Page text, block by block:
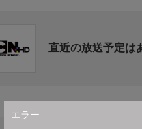
エラー
直近の放送予定は